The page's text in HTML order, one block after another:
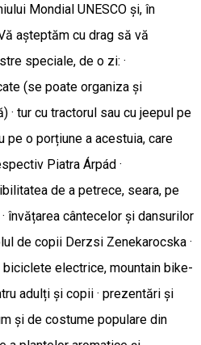
Mondial UNESCO și, în
așteptăm cu drag să vă
speciale, de o zi: ·
(se poate organiza și
· tur cu tractorul sau cu jeepul pe
pe o porțiune a acestuia, care
Piatra Árpád ·
de a petrece, seara, pe
învățarea cântecelor și dansurilor
de copii Derzsi Zenekarocska ·
electrice, mountain bike-
adulți și copii · prezentări și
și de costume populare din